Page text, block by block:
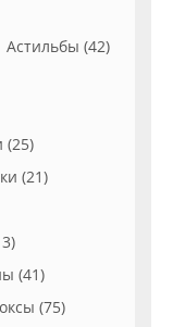
Астильбы (42)
(25)
(21)
(41)
(75)